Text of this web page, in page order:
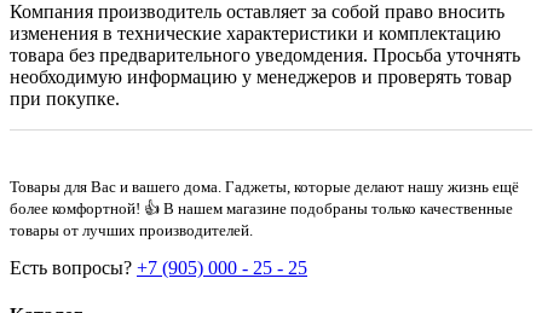
Компания производитель оставляет за собой право вносить
изменения в технические характеристики и комплектацию
товара без предварительного уведомдения. Просьба уточнять
необходимую информацию у менеджеров и проверять товар
при покупке.
Товары для Вас и вашего дома. Гаджеты, которые делают нашу жизнь ещё
более комфортной! 👍 В нашем магазине подобраны только качественные
товары от лучших производителей.
Есть вопросы? +7 (905) 000 - 25 - 25